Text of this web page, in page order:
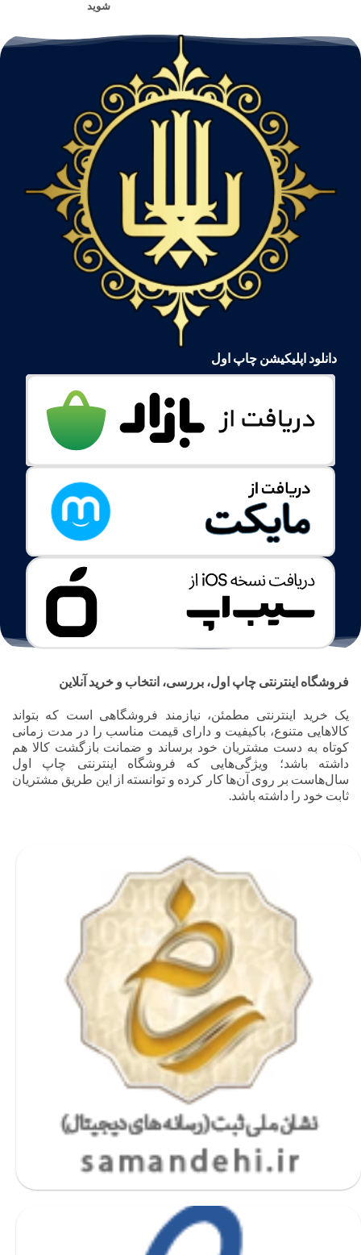
شوید
دانلود اپلیکیشن چاپ اول
فروشگاه اینترنتی چاپ اول، بررسی، انتخاب و خرید آنلاین
یک خرید اینترنتی مطمئن، نیازمند فروشگاهی است که بتواند
کالاهایی متنوع، باکیفیت و دارای قیمت مناسب را در مدت زمانی
کوتاه به دست مشتریان خود برساند و ضمانت بازگشت کالا هم
داشته باشد؛ ویژگی‌هایی که فروشگاه اینترنتی چاپ اول
سال‌هاست بر روی آن‌ها کار کرده و توانسته از این طریق مشتریان
ثابت خود را داشته باشد.